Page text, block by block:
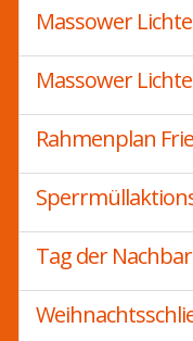
Massower
Massower
Rahmenplan
Tag der